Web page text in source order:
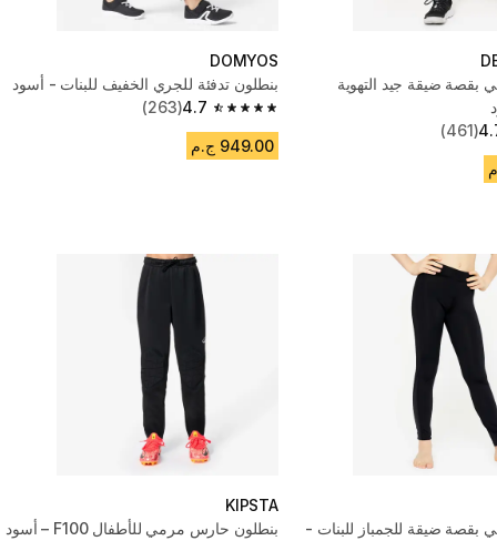
بقصة ضيقة جيد التهوية
(461)
DOMYOS
بنطلون تدفئة للجري الخفيف للبنات - أسود
4.7
4.7 out of 5 stars from 263 reviews
(263)
949.00 ج.م
بقصة ضيقة للجمباز للبنات -
KIPSTA
بنطلون حارس مرمي للأطفال F100 – أسود